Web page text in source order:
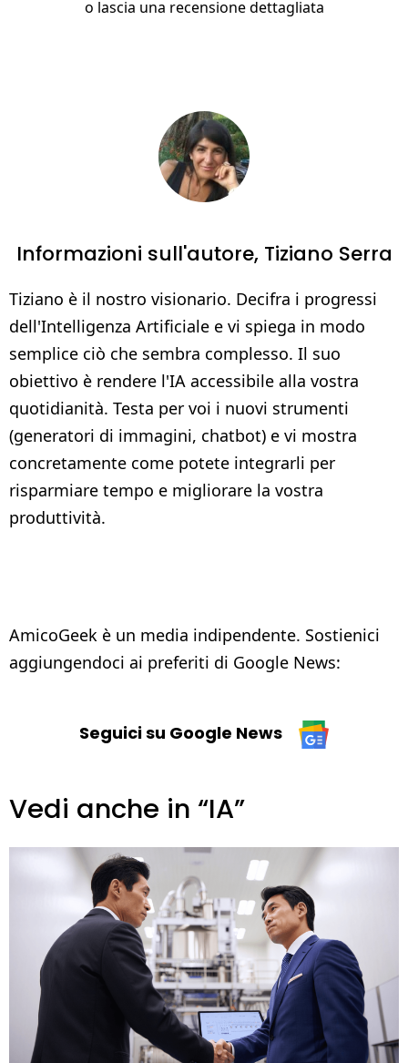
o lascia una recensione dettagliata
Informazioni sull'autore, Tiziano Serra
Tiziano è il nostro visionario. Decifra i progressi
dell'Intelligenza Artificiale e vi spiega in modo
semplice ciò che sembra complesso. Il suo
obiettivo è rendere l'IA accessibile alla vostra
quotidianità. Testa per voi i nuovi strumenti
(generatori di immagini, chatbot) e vi mostra
concretamente come potete integrarli per
risparmiare tempo e migliorare la vostra
produttività.
AmicoGeek è un media indipendente. Sostienici
aggiungendoci ai preferiti di Google News:
Seguici su Google News
Vedi anche in “IA”